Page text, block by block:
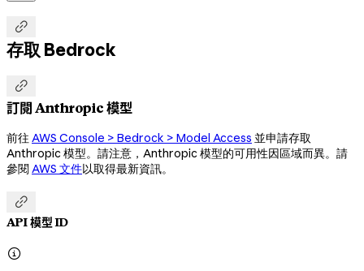

存取 Bedrock

訂閱 Anthropic 模型
前往 AWS Console > Bedrock > Model Access 並申請存取
Anthropic 模型。請注意，Anthropic 模型的可用性因區域而異。請
參閱AWS 文件以取得最新資訊。

API 模型 ID
